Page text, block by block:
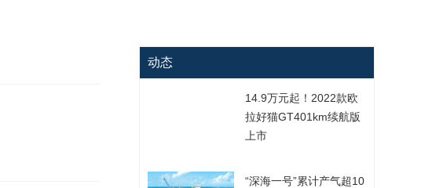
动态
​14.9万元起！2022款欧
拉好猫GT401km续航版
上市
​“深海一号”累计产气超10